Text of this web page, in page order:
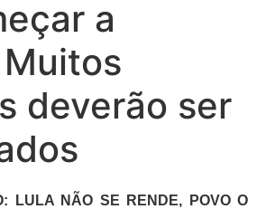
a
deverão ser
LULA NÃO SE RENDE, POVO O